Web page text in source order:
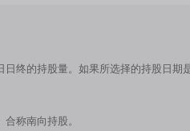
终的持股量。如果所选择的持股日
称南向持股。